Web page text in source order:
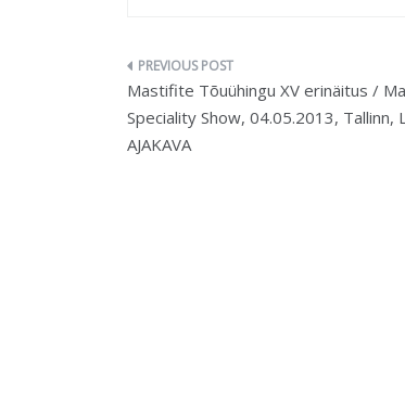
Navigeerimine
Mastifite Tõuühingu XV erinäitus /
Speciality Show, 04.05.2013, Tallinn,
AJAKAVA